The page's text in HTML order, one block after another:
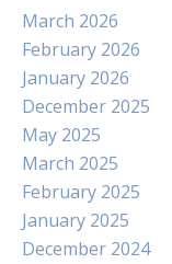
March 2026
February 2026
January 2026
December 2025
May 2025
March 2025
February 2025
January 2025
December 2024